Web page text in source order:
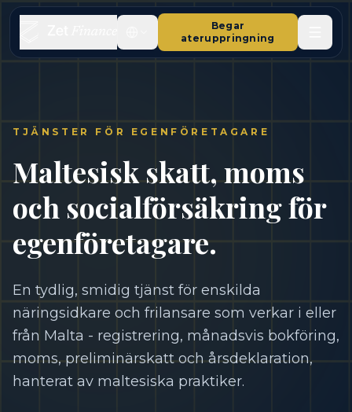
Begar
ateruppringning
TJÄNSTER FÖR EGENFÖRETAGARE
Maltesisk skatt, moms
och socialförsäkring för
egenföretagare.
En tydlig, smidig tjänst för enskilda
näringsidkare och frilansare som verkar i eller
från Malta - registrering, månadsvis bokföring,
moms, preliminärskatt och årsdeklaration,
hanterat av maltesiska praktiker.